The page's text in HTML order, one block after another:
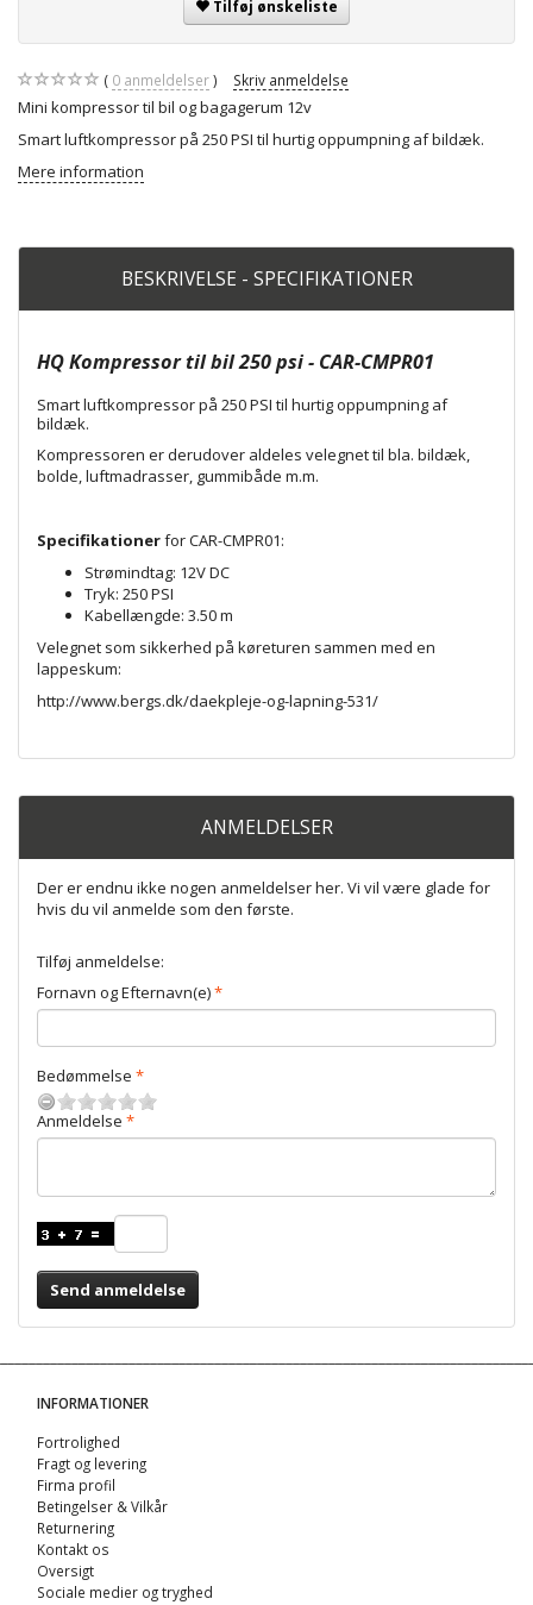
Tilføj ønskeliste
0 anmeldelser Skriv anmeldelse
Mini kompressor til bil og bagagerum 12v
Smart luftkompressor på 250 PSI til hurtig oppumpning af bildæk.
Mere information
BESKRIVELSE - SPECIFIKATIONER
HQ Kompressor til bil 250 psi - CAR-CMPR01
Smart luftkompressor på 250 PSI til hurtig oppumpning af
bildæk.
Kompressoren er derudover aldeles velegnet til bla. bildæk,
bolde, luftmadrasser, gummibåde m.m.
Specifikationerfor CAR-CMPR01:
Strømindtag: 12V DC
Tryk: 250 PSI
Kabellængde: 3.50 m
Velegnet som sikkerhed på køreturen sammen med en
lappeskum:
http://www.bergs.dk/daekpleje-og-lapning-531/
ANMELDELSER
Der er endnu ikke nogen anmeldelser her. Vi vil være glade for
hvis du vil anmelde som den første.
Tilføj anmeldelse:
Fornavn og Efternavn(e)
Bedømmelse
Anmeldelse
Send anmeldelse
INFORMATIONER
Fortrolighed
Fragt og levering
Firma profil
Betingelser & Vilkår
Returnering
Kontakt os
Oversigt
Sociale medier og tryghed